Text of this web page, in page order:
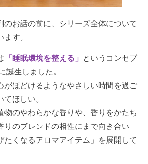
のお話の前に、シリーズ全体について
ます。
「睡眠環境を整える」
というコンセプ
誕生しました。
がほどけるようなやさしい時間を過ご
てほしい。
物のやわらかな香りや、香りをかたち
りのブレンドの相性にまで向き合い
たくなるアロマアイテム」を展開して